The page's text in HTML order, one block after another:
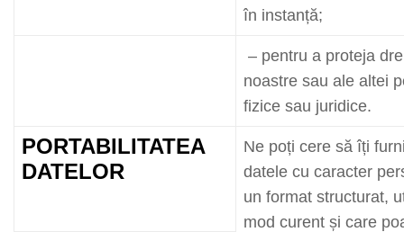
în instanță;
– pentru a proteja
noastre sau ale altei
fizice sau juridice.
PORTABILITATEA
DATELOR
Ne poți cere să îți
datele cu caracter
un format structurat,
mod curent și care